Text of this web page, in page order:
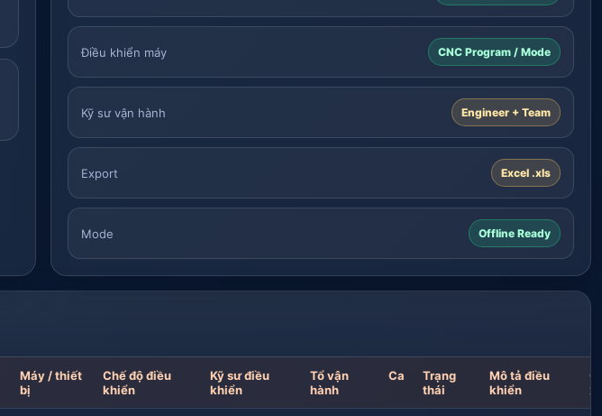
Điều khiển máy CNC Program / Mode
Kỹ sư vận hành Engineer + Team
Export Excel .xls
Mode Offline Ready
Máy / thiết
bị
Chế độ điều
khiển
Kỹ sư điều
khiển
Tổ vận
hành
Ca
Trạng
thái
Mô tả điều
khiển